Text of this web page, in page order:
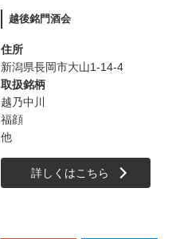
越後銘門酒会
住所
新潟県長岡市大山1-14-4
取扱銘柄
越乃中川
福顔
他
詳しくはこちら